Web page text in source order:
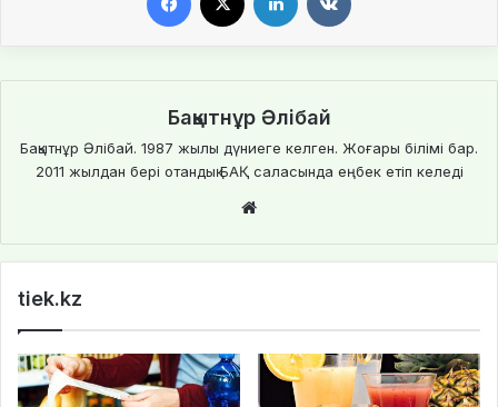
Бақытнұр Әлібай
Бақытнұр Әлібай. 1987 жылы дүниеге келген. Жоғары білімі бар.
2011 жылдан бері отандық БАҚ саласында еңбек етіп келеді
te
tiek.kz